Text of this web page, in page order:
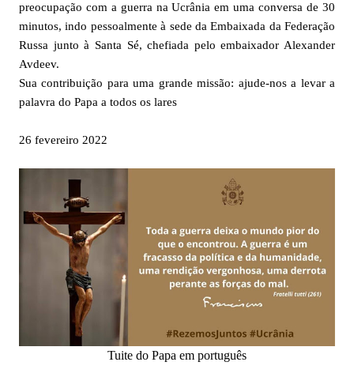
preocupação com a guerra na Ucrânia em uma conversa de 30
minutos, indo pessoalmente à sede da Embaixada da Federação
Russa junto à Santa Sé, chefiada pelo embaixador Alexander
Avdeev.
Sua contribuição para uma grande missão: ajude-nos a levar a
palavra do Papa a todos os lares
26 fevereiro 2022
Tuite do Papa em português